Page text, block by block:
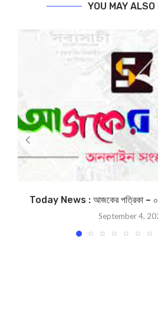
YOU MAY ALSO
Today News : আজকের পত্রিকা – ০৪
September 4,